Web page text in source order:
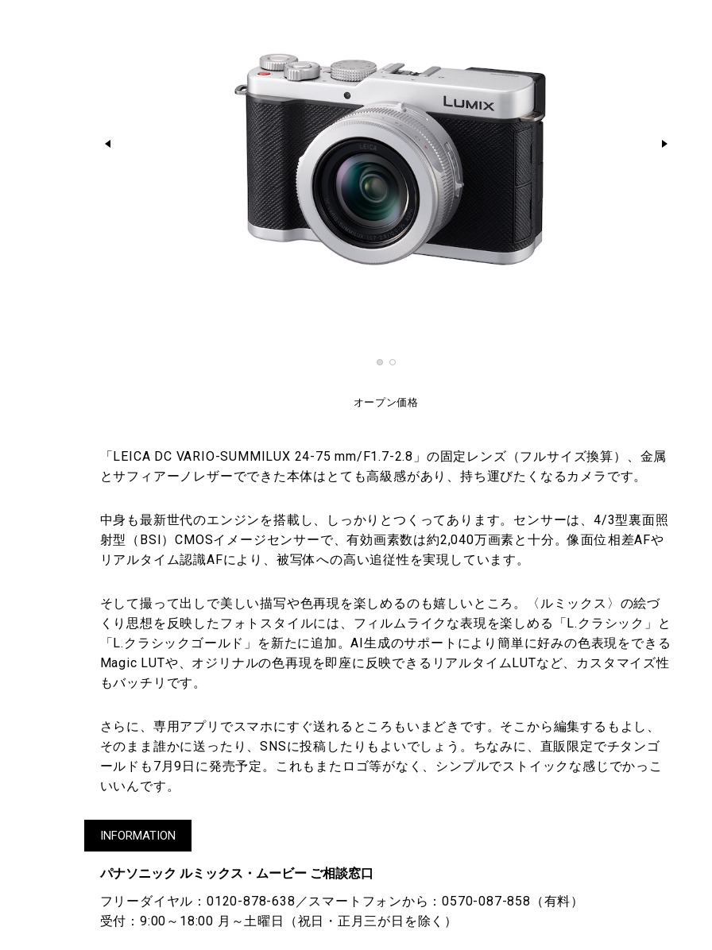
オープン価格
「LEICA DC VARIO-SUMMILUX 24-75 mm/F1.7-2.8」の固定レンズ（フルサイズ換算）、金属
とサフィアーノレザーでできた本体はとても高級感があり、持ち運びたくなるカメラです。
中身も最新世代のエンジンを搭載し、しっかりとつくってあります。センサーは、4/3型裏面照
射型（BSI）CMOSイメージセンサーで、有効画素数は約2,040万画素と十分。像面位相差AFや
リアルタイム認識AFにより、被写体への高い追従性を実現しています。
そして撮って出しで美しい描写や色再現を楽しめるのも嬉しいところ。〈ルミックス〉の絵づ
くり思想を反映したフォトスタイルには、フィルムライクな表現を楽しめる「L.クラシック」と
「L.クラシックゴールド」を新たに追加。AI生成のサポートにより簡単に好みの色表現をできる
Magic LUTや、オジリナルの色再現を即座に反映できるリアルタイムLUTなど、カスタマイズ性
もバッチリです。
さらに、専用アプリでスマホにすぐ送れるところもいまどきです。そこから編集するもよし、
そのまま誰かに送ったり、SNSに投稿したりもよいでしょう。ちなみに、直販限定でチタンゴ
ールドも7月9日に発売予定。これもまたロゴ等がなく、シンプルでストイックな感じでかっこ
いいんです。
INFORMATION
パナソニック ルミックス・ムービー ご相談窓口
フリーダイヤル：0120-878-638／スマートフォンから：0570-087-858（有料）
受付：9:00～18:00 月～土曜日（祝日・正月三が日を除く）